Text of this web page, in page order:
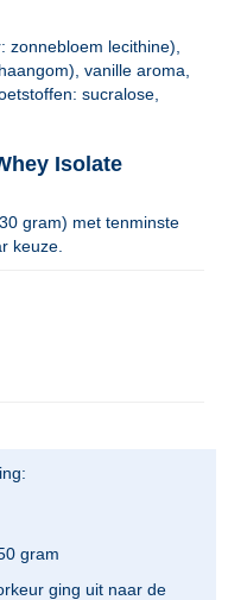
lecithine),
vanille aroma,
sucralose,
Isolate
gram) met tenminste
keuze.
gram
ging uit naar de